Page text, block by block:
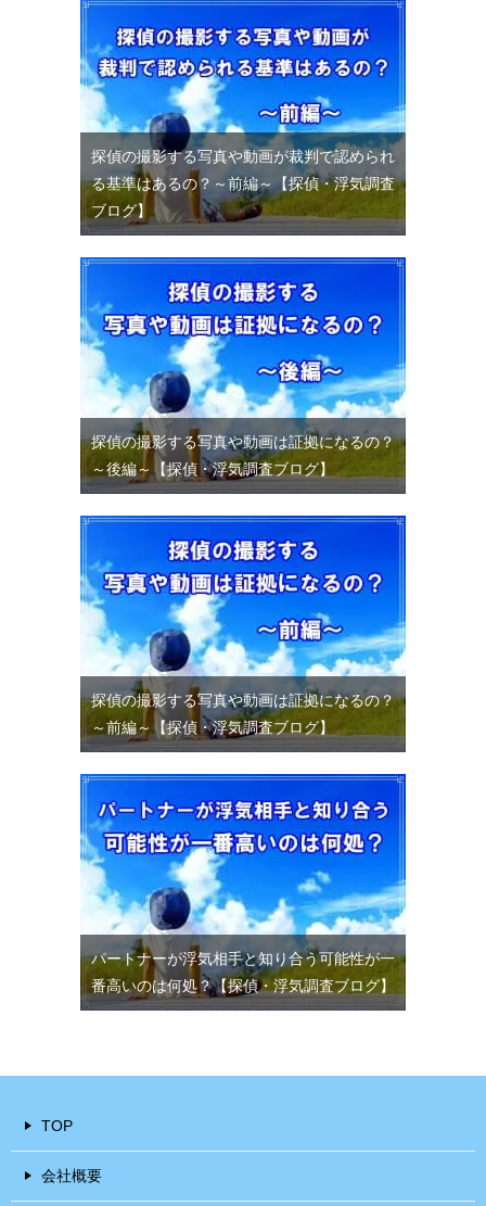
探偵の撮影する写真や動画が裁判で認められ
る基準はあるの？～前編～【探偵・浮気調査
ブログ】
探偵の撮影する写真や動画は証拠になるの？
～後編～【探偵・浮気調査ブログ】
探偵の撮影する写真や動画は証拠になるの？
～前編～【探偵・浮気調査ブログ】
パートナーが浮気相手と知り合う可能性が一
番高いのは何処？【探偵・浮気調査ブログ】
TOP
会社概要